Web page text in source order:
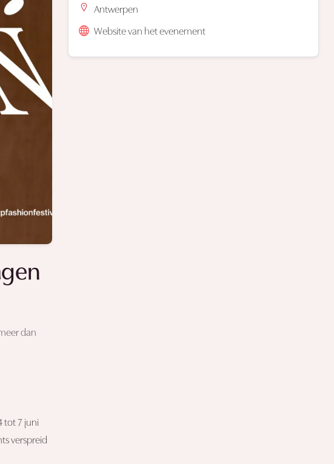
dan
tot 7 juni
verspreid
Antwerpen
Website van het evenement